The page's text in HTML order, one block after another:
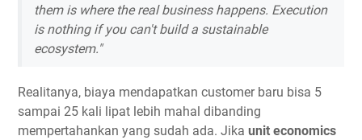
them is where the real business happens. Execution
is nothing if you can't build a sustainable
ecosystem."
Realitanya, biaya mendapatkan customer baru bisa 5
sampai 25 kali lipat lebih mahal dibanding
mempertahankan yang sudah ada. Jika unit economics